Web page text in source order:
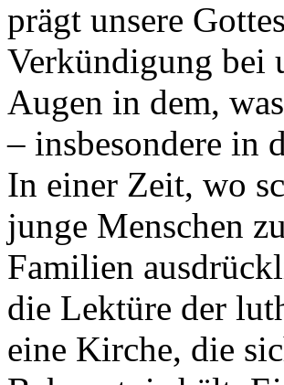
prägt unsere
Verkündigung bei
Augen in dem,
– insbesondere in
In einer Zeit, wo
junge Menschen
Familien
die Lektüre der
eine Kirche, die